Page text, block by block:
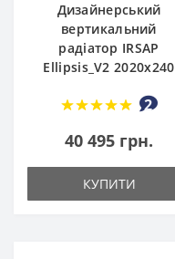
Дизайнерський
вертикальний
радіатор IRSAP
Ellipsis_V2 2020x240
2
40 495 грн.
КУПИТИ